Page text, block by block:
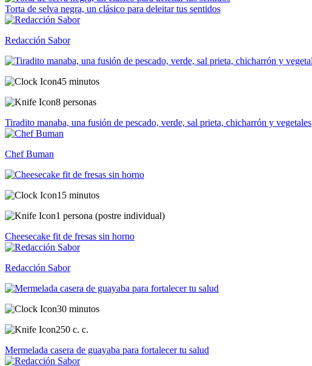
Torta de selva negra, un clásico para deleitar tus sentidos
Redacción Sabor
45 minutos
8 personas
Tiradito manaba, una fusión de pescado, verde, sal prieta, chicharrón y vegetales
Chef Buman
15 minutos
1 persona (postre individual)
Cheesecake fit de fresas sin horno
Redacción Sabor
30 minutos
250 c. c.
Mermelada casera de guayaba para fortalecer tu salud